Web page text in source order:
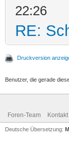
22:26
RE:
Druckversion
Benutzer, die gerade
Foren-Team Kontakt
Deutsche Übersetzung: